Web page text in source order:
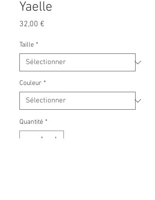
Yaelle
32,00 €
Taille *
Couleur *
Quantité *